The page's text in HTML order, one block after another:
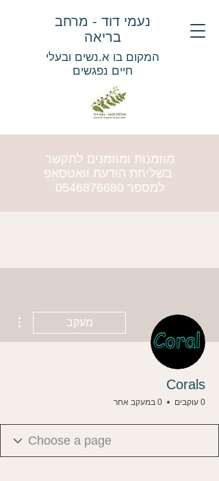
נעמי דוד - מרחב
בריאה
המקום בו א.נשים ובעלי
חיים נפגשים
מוזמנות ומוזמנים לתקשר
בשליחת הודעת וואטסאפ
למספר 0546876680
מעקב
Corals
0 עוקבים 0 במעקב אחר